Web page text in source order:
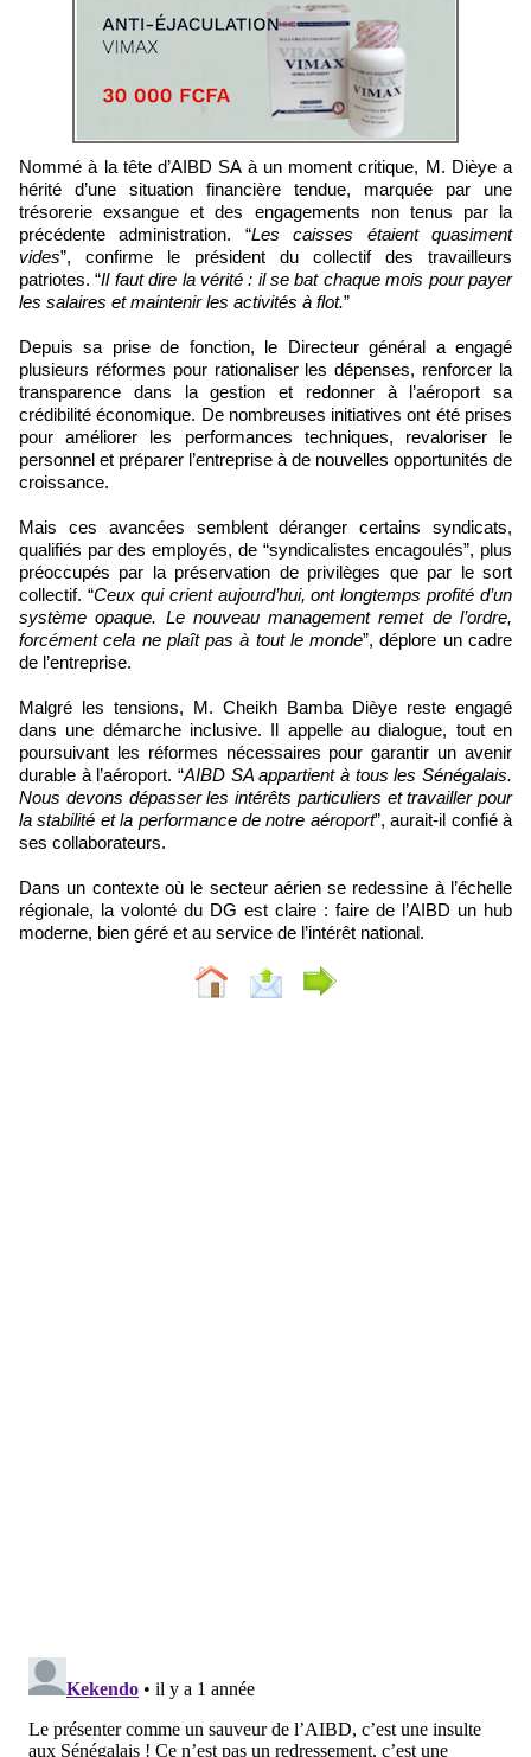
Nommé à la tête d’AIBD SA à un moment critique, M. Dièye a
hérité d’une situation financière tendue, marquée par une
trésorerie exsangue et des engagements non tenus par la
précédente administration. “Les caisses étaient quasiment
vides”, confirme le président du collectif des travailleurs
patriotes. “Il faut dire la vérité : il se bat chaque mois pour payer
les salaires et maintenir les activités à flot.”
Depuis sa prise de fonction, le Directeur général a engagé
plusieurs réformes pour rationaliser les dépenses, renforcer la
transparence dans la gestion et redonner à l’aéroport sa
crédibilité économique. De nombreuses initiatives ont été prises
pour améliorer les performances techniques, revaloriser le
personnel et préparer l’entreprise à de nouvelles opportunités de
croissance.
Mais ces avancées semblent déranger certains syndicats,
qualifiés par des employés, de “syndicalistes encagoulés”, plus
préoccupés par la préservation de privilèges que par le sort
collectif. “Ceux qui crient aujourd’hui, ont longtemps profité d’un
système opaque. Le nouveau management remet de l’ordre,
forcément cela ne plaît pas à tout le monde”, déplore un cadre
de l’entreprise.
Malgré les tensions, M. Cheikh Bamba Dièye reste engagé
dans une démarche inclusive. Il appelle au dialogue, tout en
poursuivant les réformes nécessaires pour garantir un avenir
durable à l’aéroport. “AIBD SA appartient à tous les Sénégalais.
Nous devons dépasser les intérêts particuliers et travailler pour
la stabilité et la performance de notre aéroport”, aurait-il confié à
ses collaborateurs.
Dans un contexte où le secteur aérien se redessine à l’échelle
régionale, la volonté du DG est claire : faire de l’AIBD un hub
moderne, bien géré et au service de l’intérêt national.